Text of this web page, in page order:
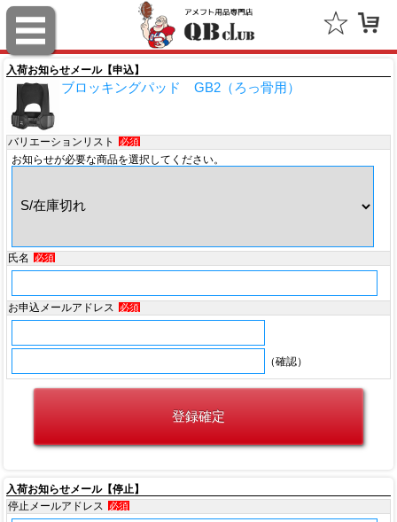
入荷お知らせメール【申込】
ブロッキングパッド GB2（ろっ骨用）
バリエーションリスト 必須
お知らせが必要な商品を選択してください。
氏名 必須
お申込メールアドレス 必須
（確認）
入荷お知らせメール【停止】
停止メールアドレス
必須
スポルディング（SPALDING）
ミッチェル＆ネス（Mitchell & Ness）
ポータフォン（PORTAPHONE）
ギルマンギア（Gilman Gear）
すべて